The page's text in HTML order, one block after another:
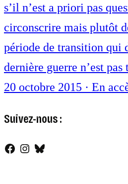
s’il n’est a priori pas
circonscrire mais plutôt
période de transition qui
dernière guerre n’est pas
20 octobre 2015 · En
Suivez-nous :
Facebook
Instagram
Bluesky